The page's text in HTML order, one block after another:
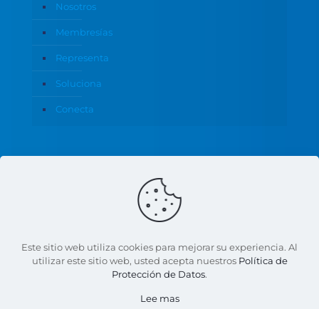
Nosotros
Membresías
Representa
Soluciona
Conecta
derechos reservados | Con apoyo de:
Este sitio web utiliza cookies para mejorar su experiencia. Al
utilizar este sitio web, usted acepta nuestros Política de
Protección de Datos.
Lee mas